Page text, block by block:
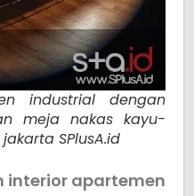
industrial dengan
meja nakas kayu-
SPlusA.id
interior apartemen